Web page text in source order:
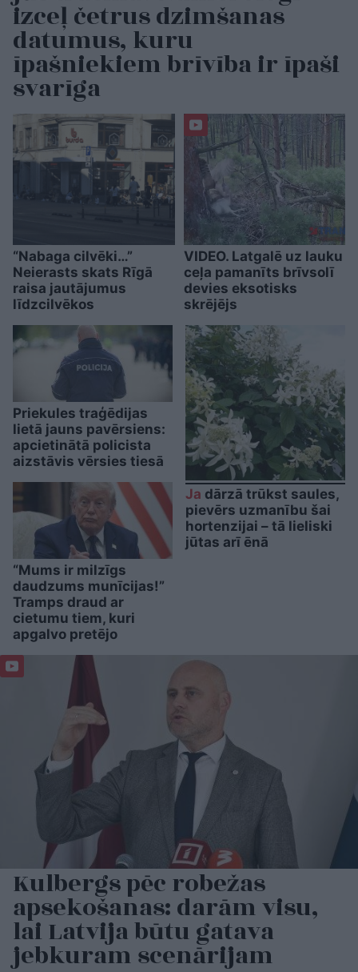
izceļ četrus dzimšanas
datumus, kuru
īpašniekiem brīvība ir īpaši
svarīga
“Nabaga cilvēki…”
Neierasts skats Rīgā
raisa jautājumus
līdzcilvēkos
VIDEO. Latgalē uz lauku
ceļa pamanīts brīvsolī
devies eksotisks
skrējējs
Priekules traģēdijas
lietā jauns pavērsiens:
apcietinātā policista
aizstāvis vērsies tiesā
“Mums ir milzīgs
daudzums munīcijas!”
Tramps draud ar
cietumu tiem, kuri
apgalvo pretējo
Ja dārzā trūkst saules,
pievērs uzmanību šai
hortenzijai – tā lieliski
jūtas arī ēnā
Kulbergs pēc robežas
apsekošanas: darām visu,
lai Latvija būtu gatava
jebkuram scenārijam